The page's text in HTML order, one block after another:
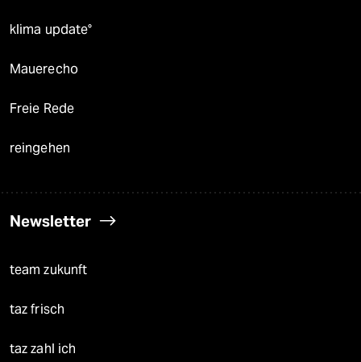
klima update°
Mauerecho
Freie Rede
reingehen
Newsletter
team zukunft
taz frisch
taz zahl ich